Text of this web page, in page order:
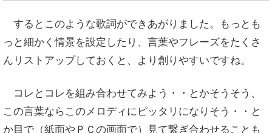
するとこのような歌詞ができあがりました。
もっとも
っと細かく情景を設定したり、言葉やフレーズをたくさ
んリストアップしておくと、より創りやすいですね。
コレとコレを組み合わせてみよう・・とかそうそう、
この言葉ならこのメロディにピッタリになりそう・・と
か目で（紙面やＰＣの画面で）見て繋ぎ合わせることも